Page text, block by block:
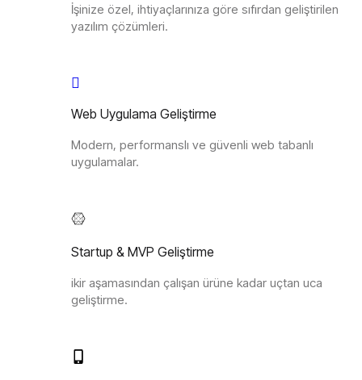
İşinize özel, ihtiyaçlarınıza göre sıfırdan geliştirilen
yazılım çözümleri.
Web Uygulama Geliştirme
Modern, performanslı ve güvenli web tabanlı
uygulamalar.
Startup & MVP Geliştirme
ikir aşamasından çalışan ürüne kadar uçtan uca
geliştirme.